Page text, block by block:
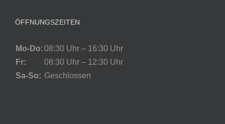
ÖFFNUNGSZEITEN
Mo-Do:08:30 Uhr – 16:30 Uhr
Fr:
08:30 Uhr – 12:30 Uhr
Sa-So: Geschlossen